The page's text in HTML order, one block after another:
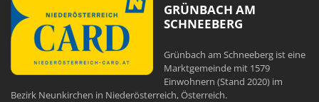
GRÜNBACH AM
SCHNEEBERG
Grünbach am Schneeberg ist eine
Marktgemeinde mit 1579
Einwohnern (Stand 2020) im
Bezirk Neunkirchen in Niederösterreich, Österreich.